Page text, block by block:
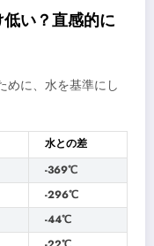
い？直感的に
めに、水を基準にし
水との差
-369℃
-296℃
-44℃